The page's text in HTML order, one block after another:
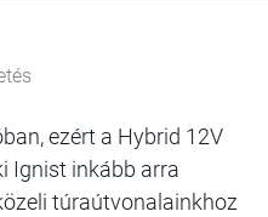
ezért a Hybrid 12V
Ignist inkább arra
túraútvonalainkhoz